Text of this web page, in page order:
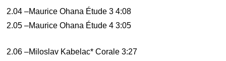
2.04 –Maurice Ohana Étude 3 4:08
2.05 –Maurice Ohana Étude 4 3:05
2.06 –Miloslav Kabelac* Corale 3:27